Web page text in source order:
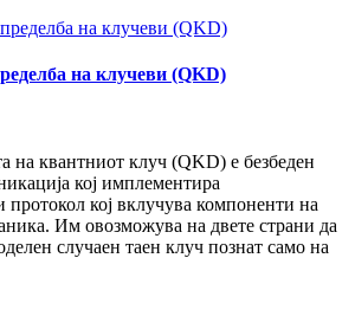
на клучеви (QKD)
на квантниот клуч (QKD) е безбеден
кој имплементира
протокол кој вклучува компоненти на
Им овозможува на двете страни да
случаен таен клуч познат само на